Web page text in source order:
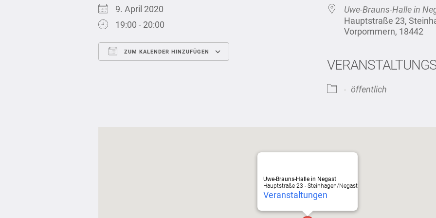
9. April 2020
19:00 - 20:00
ZUM KALENDER HINZUFÜGEN
iCalendar
Uwe-Brauns-Halle in
Hauptstraße 23,
Vorpommern, 18442
öffentlich
Uwe-Brauns-Halle in Negast
Hauptstraße 23 - Steinhagen/Negast
Veranstaltungen